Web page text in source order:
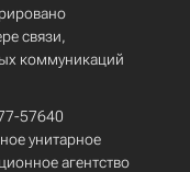
связи,
коммуникаций
57640
унитарное
агентство